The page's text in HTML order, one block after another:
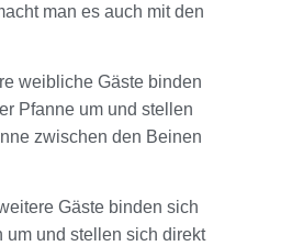
man es auch mit den
weibliche Gäste binden
Pfanne um und stellen
zwischen den Beinen
Gäste binden sich
um und stellen sich direkt